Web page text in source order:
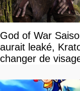
God of War
aurait leaké,
changer de